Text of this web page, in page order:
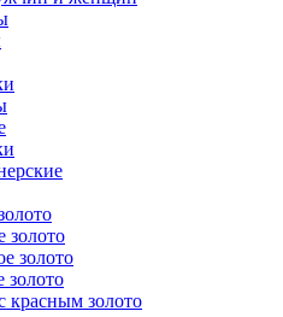
золото
золото
золото
красным золото